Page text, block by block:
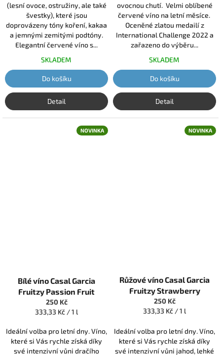
(lesní ovoce, ostružiny, ale také
švestky), které jsou
doprovázeny tóny koření, kakaa
a jemnými zemitými podtóny.
Elegantní červené víno s...
SKLADEM
Do košíku
Detail
ovocnou chutí. Velmi oblíbené
červené víno na letní měsíce.
Oceněné zlatou medailí z
International Challenge 2022 a
zařazeno do výběru...
SKLADEM
Do košíku
Detail
NOVINKA
hodnocení
produktu
je
5,0
5
hvězdiček.
Bílé víno Casal Garcia
Fruitzy Passion Fruit
250 Kč
Měrná
333,33 Kč / 1 l
Ideální volba pro letní dny. Víno,
které si Vás rychle získá díky
své intenzivní vůni dračího
NOVINKA
Růžové víno Casal Garcia
Fruitzy Strawberry
250 Kč
Měrná
333,33 Kč / 1 l
Ideální volba pro letní dny. Víno,
které si Vás rychle získá díky
své intenzivní vůni jahod, lehké